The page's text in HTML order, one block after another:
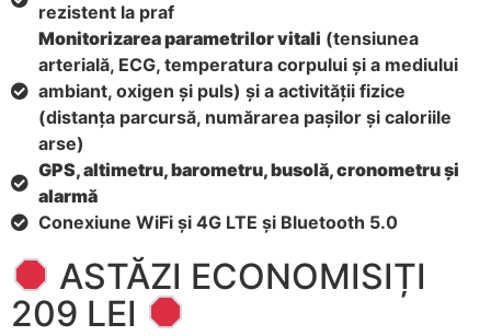
rezistent la praf
Monitorizarea parametrilor vitali (tensiunea
arterială, ECG, temperatura corpului și a mediului
ambiant, oxigen și puls) și a activității fizice
(distanța parcursă, numărarea pașilor și caloriile
arse)
GPS, altimetru, barometru, busolă, cronometru și
alarmă
Conexiune WiFi și 4G LTE și Bluetooth 5.0
ASTĂZI ECONOMISIȚI
209 LEI